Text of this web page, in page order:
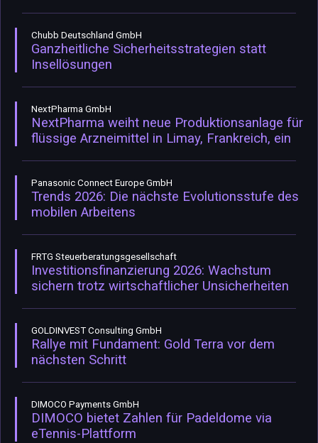
Chubb Deutschland GmbH
Ganzheitliche Sicherheitsstrategien statt
Insellösungen
NextPharma GmbH
NextPharma weiht neue Produktionsanlage für
flüssige Arzneimittel in Limay, Frankreich, ein
Panasonic Connect Europe GmbH
Trends 2026: Die nächste Evolutionsstufe des
mobilen Arbeitens
FRTG Steuerberatungsgesellschaft
Investitionsfinanzierung 2026: Wachstum
sichern trotz wirtschaftlicher Unsicherheiten
GOLDINVEST Consulting GmbH
Rallye mit Fundament: Gold Terra vor dem
nächsten Schritt
DIMOCO Payments GmbH
DIMOCO bietet Zahlen für Padeldome via
eTennis-Plattform